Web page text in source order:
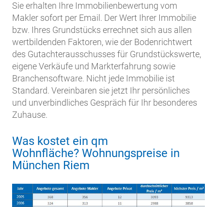
Sie erhalten Ihre Immobilienbewertung vom
Makler sofort per Email. Der Wert Ihrer Immobilie
bzw. Ihres Grundstücks errechnet sich aus allen
wertbildenden Faktoren, wie der Bodenrichtwert
des Gutachterausschusses für Grundstückswerte,
eigene Verkäufe und Markterfahrung sowie
Branchensoftware. Nicht jede Immobilie ist
Standard. Vereinbaren sie jetzt Ihr persönliches
und unverbindliches Gespräch für Ihr besonderes
Zuhause.
Was kostet ein qm
Wohnfläche? Wohnungspreise in
München Riem